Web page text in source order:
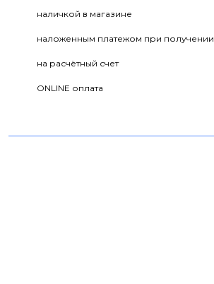
наличкой в магазине
наложенным платежом при получении
на расчётный счет
ONLINE оплата